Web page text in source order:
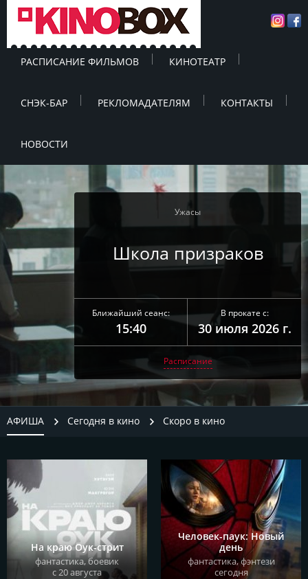
РАСПИСАНИЕ ФИЛЬМОВ КИНОТЕАТР
СНЭК-БАР РЕКЛОМАДАТЕЛЯМ КОНТАКТЫ
НОВОСТИ
Ужасы
Школа призраков
Ближайший сеанс:
15:40
В прокате с:
30 июля 2026 г.
Расписание
АФИША Сегодня в кино Скоро в кино
На краю Оук-стрит
фантастика, боевик
с 20 августа
Человек-паук: Новый
день
фантастика, фэнтези
сегодня
купить билет
описание